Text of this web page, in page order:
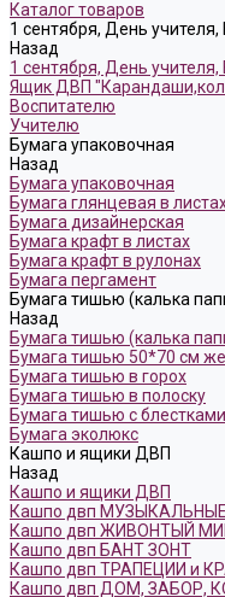
Каталог товаров
1 сентября, День
Назад
1 сентября, День
Ящик ДВП
Воспитателю
Учителю
Бумага упаковочная
Назад
Бумага упаковочная
Бумага глянцевая в
Бумага дизайнерская
Бумага крафт в листах
Бумага крафт в рулонах
Бумага пергамент
Бумага тишью (калька
Назад
Бумага тишью (калька
Бумага тишью 50*70 см
Бумага тишью в горох
Бумага тишью в полоску
Бумага тишью с блестками
Бумага эколюкс
Кашпо и ящики ДВП
Назад
Кашпо и ящики ДВП
Кашпо двп
Кашпо двп ЖИВОНТЫЙ
Кашпо двп БАНТ ЗОНТ
Кашпо двп ТРАПЕЦИИ и
Кашпо двп ДОМ, ЗАБОР,